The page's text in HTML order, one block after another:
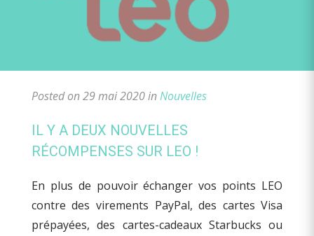
Posted on 29 mai 2020 inNouvelles
IL Y A DEUX NOUVELLES
RÉCOMPENSES SUR LEO !
En plus de pouvoir échanger vos points LEO
contre des virements PayPal, des cartes Visa
prépayées, des cartes-cadeaux Starbucks ou